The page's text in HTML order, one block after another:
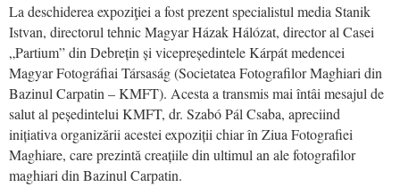
La deschiderea expoziţiei a fost prezent specialistul media Stanik
Istvan, directorul tehnic Magyar Házak Hálózat, directoral Casei
„Partium” din Debrețin și vicepreședintele Kárpát medencei
Magyar Fotográfiai Társaság(Societatea Fotografilor Maghiari din
Bazinul Carpatin – KMFT). Acesta a transmismai întâi mesajul de
salut al peședintelui KMFT, dr. Szabó Pál Csaba, apreciind
inițiativa organizării acestei expoziții chiar în Ziua Fotografiei
Maghiare, careprezintă creațiile din ultimul an ale fotografilor
maghiari din Bazinul Carpatin.